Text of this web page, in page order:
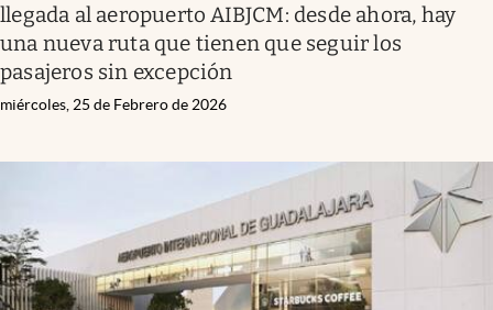
llegada al aeropuerto AIBJCM: desde ahora, hay
una nueva ruta que tienen que seguir los
pasajeros sin excepción
miércoles, 25 de Febrero de 2026